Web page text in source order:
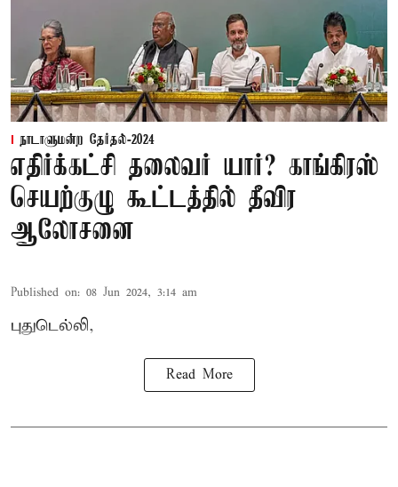
நாடாளுமன்ற தேர்தல்-2024
எதிர்க்கட்சி தலைவர் யார்? காங்கிரஸ்
செயற்குழு கூட்டத்தில் தீவிர
ஆலோசனை
Published on: 08 Jun 2024, 3:14 am
புதுடெல்லி,
Read More